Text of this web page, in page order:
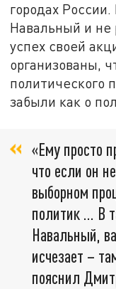
городах
Навальный и не
успех своей
организованы,
политического
забыли как о
«Ему просто
что если он
выборном
политик ... В
Навальный,
исчезает –
пояснил